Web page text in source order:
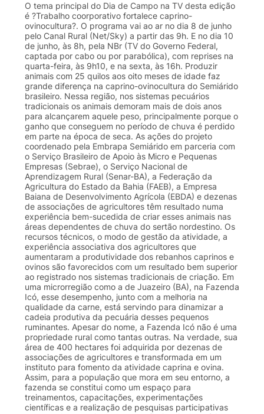
O tema principal do Dia de Campo na TV desta edição
é ?Trabalho coorporativo fortalece caprino-
ovinocultura?. O programa vai ao ar no dia 8 de junho
pelo Canal Rural (Net/Sky) a partir das 9h. E no dia 10
de junho, às 8h, pela NBr (TV do Governo Federal,
captada por cabo ou por parabólica), com reprises na
quarta-feira, às 9h10, e na sexta, às 16h. Produzir
animais com 25 quilos aos oito meses de idade faz
grande diferença na caprino-ovinocultura do Semiárido
brasileiro. Nessa região, nos sistemas pecuários
tradicionais os animais demoram mais de dois anos
para alcançarem aquele peso, principalmente porque o
ganho que conseguem no período de chuva é perdido
em parte na época de seca. As ações do projeto
coordenado pela Embrapa Semiárido em parceria com
o Serviço Brasileiro de Apoio às Micro e Pequenas
Empresas (Sebrae), o Serviço Nacional de
Aprendizagem Rural (Senar-BA), a Federação da
Agricultura do Estado da Bahia (FAEB), a Empresa
Baiana de Desenvolvimento Agrícola (EBDA) e dezenas
de associações de agricultores têm resultado numa
experiência bem-sucedida de criar esses animais nas
áreas dependentes de chuva do sertão nordestino. Os
recursos técnicos, o modo de gestão da atividade, a
experiência associativa dos agricultores que
aumentaram a produtividade dos rebanhos caprinos e
ovinos são favorecidos com um resultado bem superior
ao registrado nos sistemas tradicionais de criação. Em
uma microrregião como a de Juazeiro (BA), na Fazenda
Icó, esse desempenho, junto com a melhoria na
qualidade da carne, está servindo para dinamizar a
cadeia produtiva da pecuária desses pequenos
ruminantes. Apesar do nome, a Fazenda Icó não é uma
propriedade rural como tantas outras. Na verdade, sua
área de 400 hectares foi adquirida por dezenas de
associações de agricultores e transformada em um
instituto para fomento da atividade caprina e ovina.
Assim, para a população que mora em seu entorno, a
fazenda se constitui como um espaço para
treinamentos, capacitações, experimentações
científicas e a realização de pesquisas participativas